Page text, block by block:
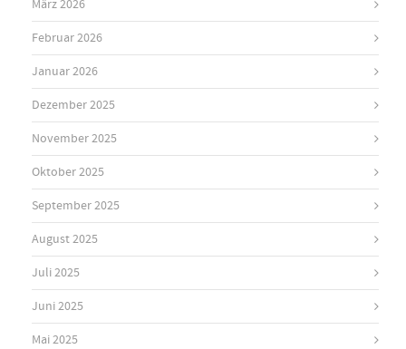
März 2026
Februar 2026
Januar 2026
Dezember 2025
November 2025
Oktober 2025
September 2025
August 2025
Juli 2025
Juni 2025
Mai 2025